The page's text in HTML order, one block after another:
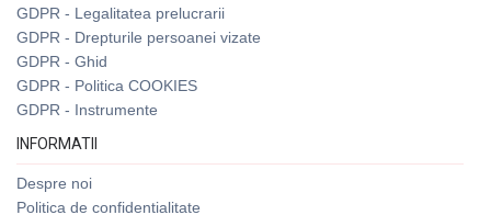
GDPR - Legalitatea prelucrarii
GDPR - Drepturile persoanei vizate
GDPR - Ghid
GDPR - Politica COOKIES
GDPR - Instrumente
INFORMATII
Despre noi
Politica de confidentialitate